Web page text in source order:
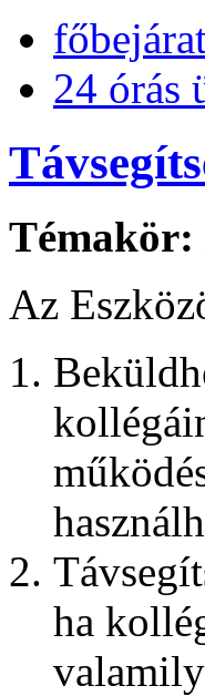
24 órás
Témakör:
Az
ha